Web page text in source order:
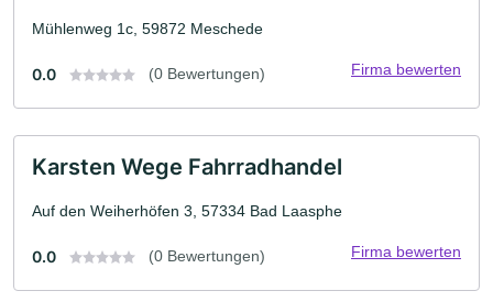
Mühlenweg 1c, 59872 Meschede
0.0 (0 Bewertungen) Firma bewerten
Karsten Wege Fahrradhandel
Auf den Weiherhöfen 3, 57334 Bad Laasphe
0.0 (0 Bewertungen) Firma bewerten